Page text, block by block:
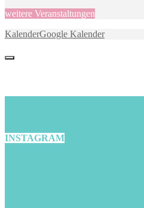
weitere Veranstaltungen
KalenderGoogle Kalender
INSTAGRAM